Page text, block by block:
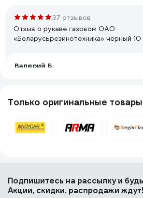
37 отзывов
Отзыв о рукаве газовом ОАО
«Беларусьрезинотехника» черный 10
Валерий Б.
Отзыв о кислородном рукаве Gigant 3
класс черный с синей полосой 40 м, D
Только оригинальные товары
Подпишитесь на рассылкуи
Акции, скидки, распродажи ждут!